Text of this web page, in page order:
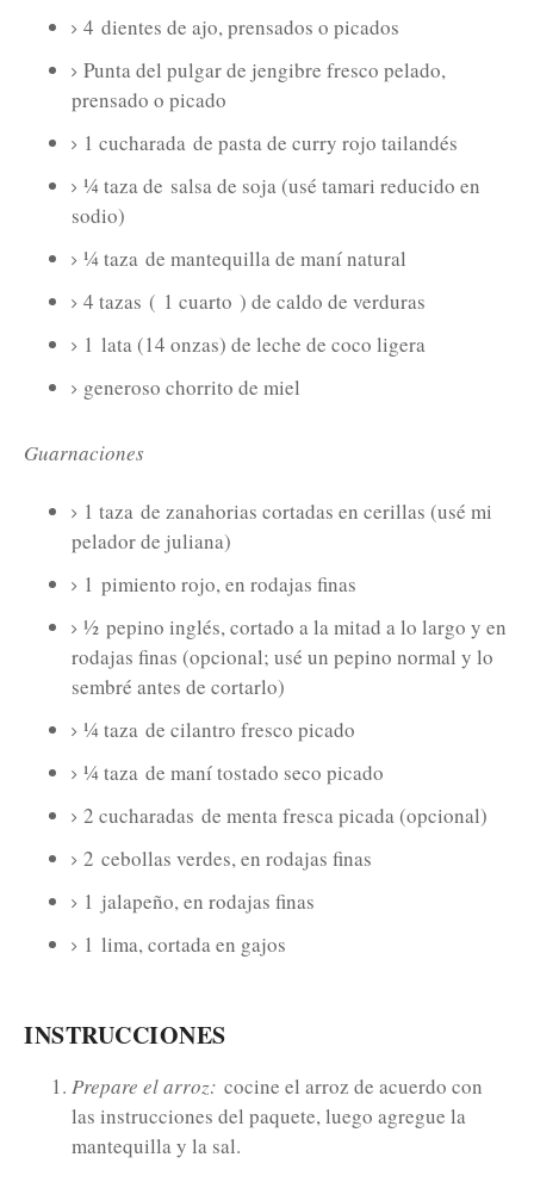
4 dientes de ajo, prensados ​​o picados
Punta del pulgar de jengibre fresco pelado,
prensado o picado
1 cucharada de pasta de curry rojo tailandés
¼ taza de salsa de soja (usé tamari reducido en
sodio)
¼ taza de mantequilla de maní natural
4 tazas ( 1 cuarto ) de caldo de verduras
1 lata (14 onzas) de leche de coco ligera
generoso chorrito de miel
Guarnaciones
1 taza de zanahorias cortadas en cerillas (usé mi
pelador de juliana)
1 pimiento rojo, en rodajas finas
½ pepino inglés, cortado a la mitad a lo largo y en
rodajas finas (opcional; usé un pepino normal y lo
sembré antes de cortarlo)
¼ taza de cilantro fresco picado
¼ taza de maní tostado seco picado
2 cucharadas de menta fresca picada (opcional)
2 cebollas verdes, en rodajas finas
1 jalapeño, en rodajas finas
1 lima, cortada en gajos
INSTRUCCIONES
Prepare el arroz: cocine el arroz de acuerdo con
las instrucciones del paquete, luego agregue la
mantequilla y la sal.